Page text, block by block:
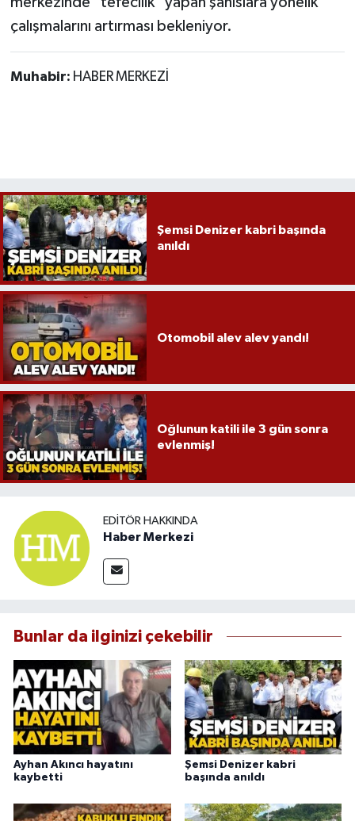
çalışmalarını artırması bekleniyor.
Muhabir: HABER MERKEZİ
Şemsi Denizer kabri başında
anıldı
Otomobil alev alev yandı!
Oğlunun katili ile 3 gün sonra
evlenmiş!
EDITÖR HAKKINDA
Haber Merkezi
Bunlar da ilginizi çekebilir
Ayhan Akıncı hayatını
kaybetti
Şemsi Denizer kabri
başında anıldı